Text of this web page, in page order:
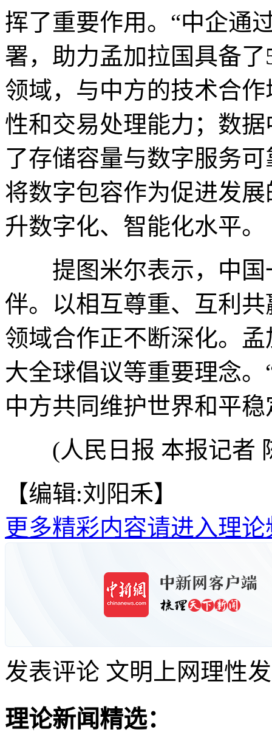
挥了重要作用。“中企通
署，助力孟加拉国具备
领域，与中方的技术合
性和交易处理能力；数
了存储容量与数字服务
将数字包容作为促进发
升数字化、智能化水平。
提图米尔表示，中国
伴。以相互尊重、互利
领域合作正不断深化。
大全球倡议等重要理念
中方共同维护世界和平
(人民日报 本报记者
【编辑:刘阳禾】
更多精彩内容请进入理论
发表评论 文明上网理性
理论新闻精选：